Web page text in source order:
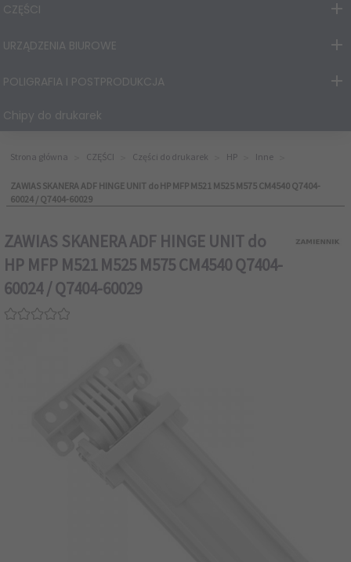
CZĘŚCI
URZĄDZENIA BIUROWE
POLIGRAFIA I POSTPRODUKCJA
Chipy do drukarek
Strona główna CZĘŚCI Części do drukarek HP Inne
ZAWIAS SKANERA ADF HINGE UNIT do HP MFP M521 M525 M575 CM4540 Q7404-
60024 / Q7404-60029
ZAWIAS SKANERA ADF HINGE UNIT do
HP MFP M521 M525 M575 CM4540 Q7404-
60024 / Q7404-60029